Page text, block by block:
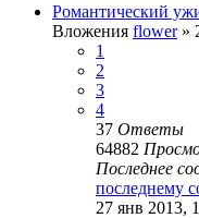
Романтический
Вложения flower»
1
2
3
4
37 Ответы
64882
Последнее
последнему
27 янв 2013,